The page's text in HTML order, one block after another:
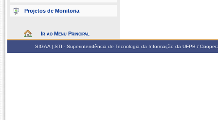
Projetos de Monitoria
Ir ao Menu Principal
SIGAA | STI - Superintendência de Tecnologia da Informação da UFPB /